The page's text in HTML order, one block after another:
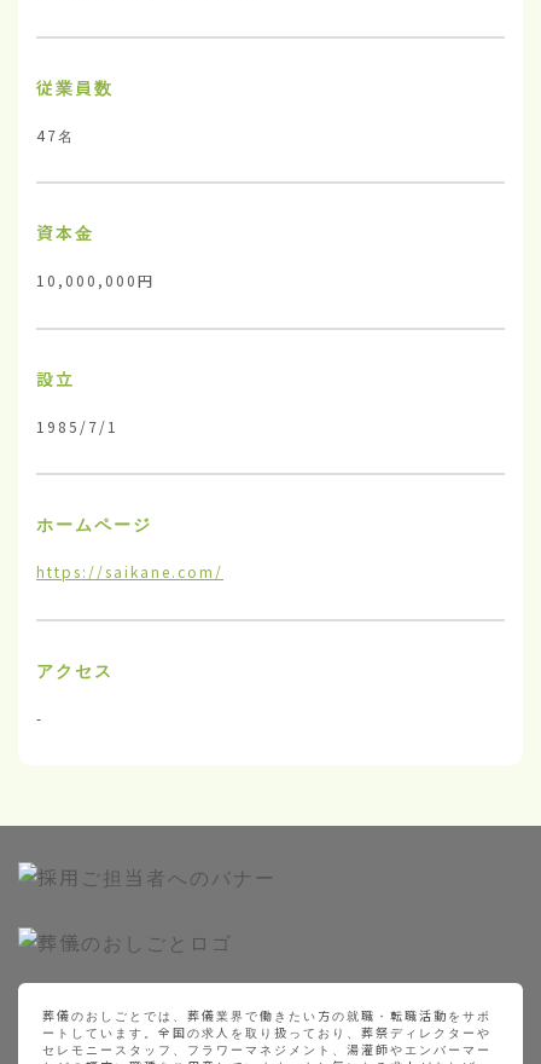
従業員数
47名
資本金
10,000,000円
設立
1985/7/1
ホームページ
https://saikane.com/
アクセス
-
葬儀のおしごとでは、葬儀業界で働きたい方の就職・転職活動をサポ
ートしています。全国の求人を取り扱っており、葬祭ディレクターや
セレモニースタッフ、フラワーマネジメント、湯灌師やエンバーマー